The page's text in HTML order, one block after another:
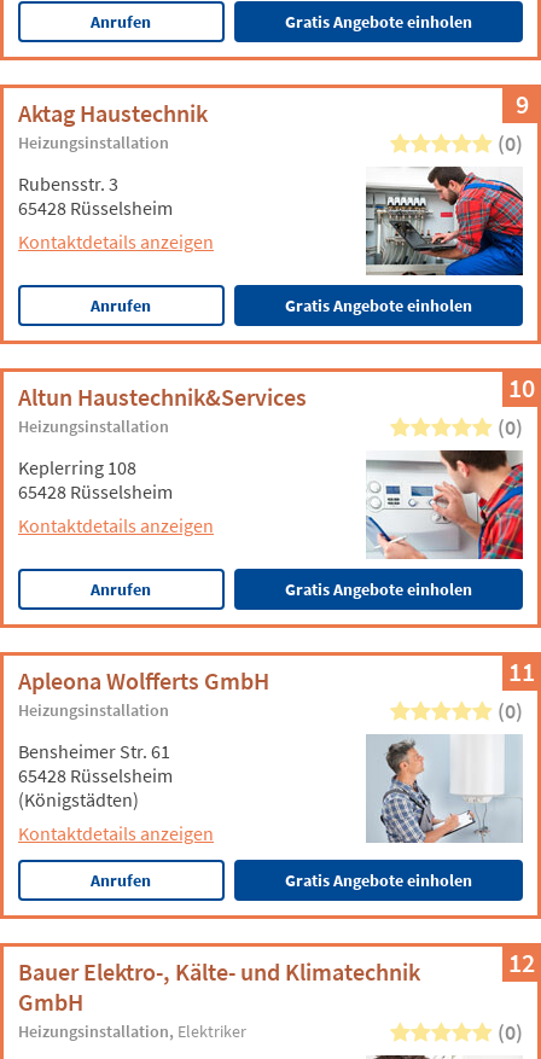
Anrufen Gratis Angebote einholen
9
Aktag Haustechnik
Heizungsinstallation (0)
Rubensstr. 3
65428 Rüsselsheim
Kontaktdetails anzeigen
Anrufen Gratis Angebote einholen
10
Altun Haustechnik&Services
Heizungsinstallation (0)
Keplerring 108
65428 Rüsselsheim
Kontaktdetails anzeigen
Anrufen Gratis Angebote einholen
11
Apleona Wolfferts GmbH
Heizungsinstallation (0)
Bensheimer Str. 61
65428 Rüsselsheim
(Königstädten)
Kontaktdetails anzeigen
Anrufen Gratis Angebote einholen
12
Bauer Elektro-, Kälte- und Klimatechnik
GmbH
Heizungsinstallation Elektriker (0)